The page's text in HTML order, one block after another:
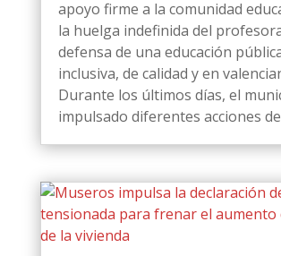
apoyo firme a la comunidad
la huelga indefinida del
defensa de una educación
inclusiva, de calidad y en
Durante los últimos días, el
impulsado diferentes acciones